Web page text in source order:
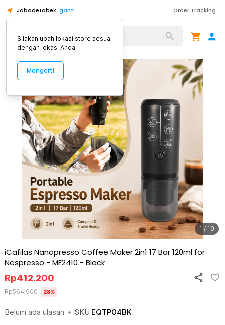
Jabodetabek ganti Order Tracking
Alat Kopi
1 / 10
iCafilas Nanopresso Coffee Maker 2in1 17 Bar 120ml for
Nespresso - ME2410 - Black
Belum ada ulasan • SKU EQTP04BK
Rp412.200
Rp564.900 28%
Silakan ubah lokasi store sesuai
dengan lokasi Anda.
Mengerti